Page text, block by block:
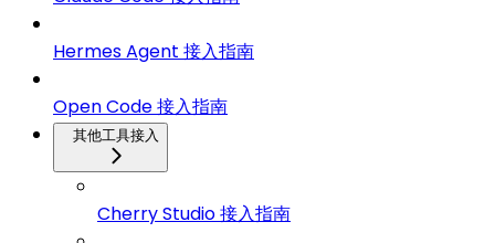
Hermes Agent 接入指南
Open Code 接入指南
其他工具接入
Cherry Studio 接入指南